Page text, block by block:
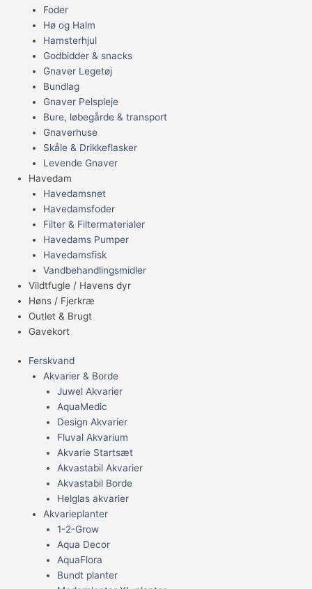
Foder
Hø og Halm
Hamsterhjul
Godbidder & snacks
Gnaver Legetøj
Bundlag
Gnaver Pelspleje
Bure, løbegårde & transport
Gnaverhuse
Skåle & Drikkeflasker
Levende Gnaver
Havedam
Havedamsnet
Havedamsfoder
Filter & Filtermaterialer
Havedams Pumper
Havedamsfisk
Vandbehandlingsmidler
Vildtfugle / Havens dyr
Høns / Fjerkræ
Outlet & Brugt
Gavekort
Ferskvand
Akvarier & Borde
Juwel Akvarier
AquaMedic
Design Akvarier
Fluval Akvarium
Akvarie Startsæt
Akvastabil Akvarier
Akvastabil Borde
Helglas akvarier
Akvarieplanter
1-2-Grow
Aqua Decor
AquaFlora
Bundt planter